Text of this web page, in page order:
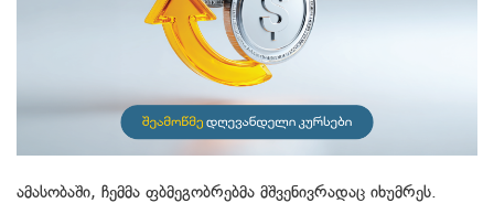
ამასობაში, ჩემმა ფბმეგობრებმა მშვენივრადაც იხუმრეს.